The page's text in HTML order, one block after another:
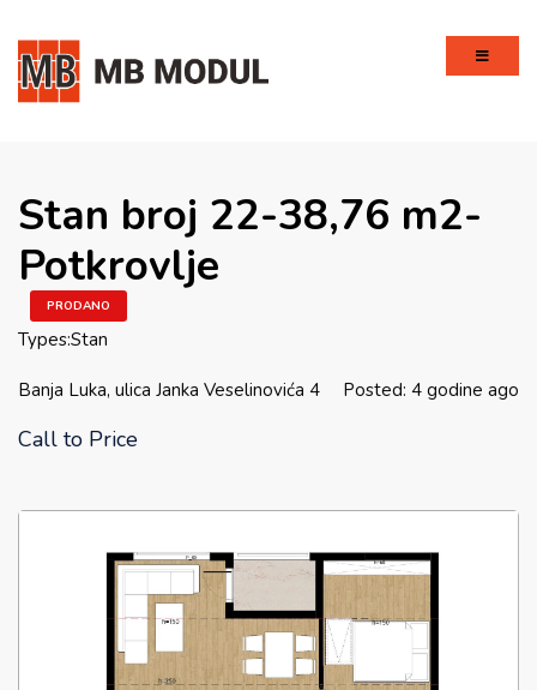
Stan broj 22-38,76 m2-
Potkrovlje
PRODANO
Types:Stan
Banja Luka, ulica Janka Veselinovića 4 Posted: 4 godine ago
Call to Price